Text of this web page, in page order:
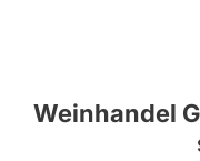
Weinhandel